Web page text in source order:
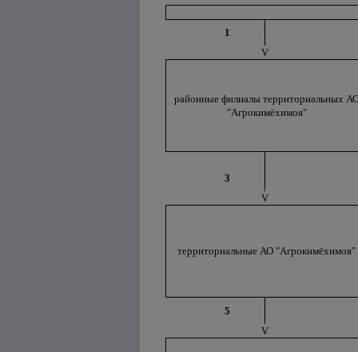
1
V
районные филиалы территориальных
"Агрокимёхимоя"
3
V
территориальные АО "Агрокимёхимоя"
5
V